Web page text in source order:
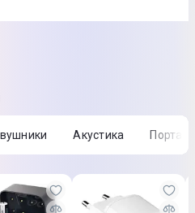
Акустика